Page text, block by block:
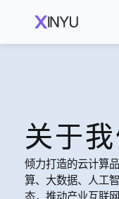
关于
倾力打造的云计算
算、大数据、人工
态，推动产业互联